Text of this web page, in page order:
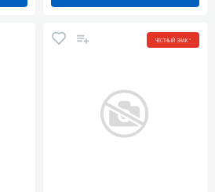
ЧЕСТНЫЙ ЗНАК *